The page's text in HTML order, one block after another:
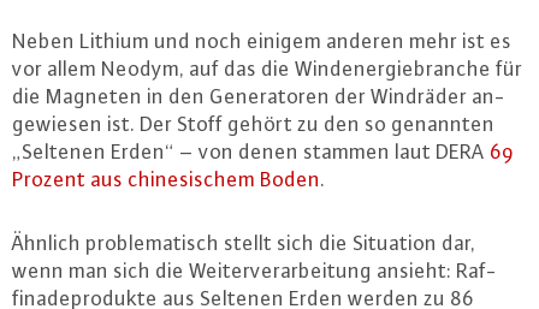
Neben Lithium und noch einigem anderen mehr ist es
vor allem Neodym, auf das die Wind­ener­gie­bran­che für
die Magneten in den Ge­ne­ra­to­ren der Windräder an­
ge­wie­sen ist. Der Stoff gehört zu den so genannten
„Seltenen Erden“ – von denen stammen laut DERA 69
Prozent aus chi­ne­si­schem Boden.
Ähnlich pro­ble­ma­tisch stellt sich die Situation dar,
wenn man sich die Wei­ter­ver­ar­bei­tung ansieht: Raf­
fina­de­pro­duk­te aus Seltenen Erden werden zu 86